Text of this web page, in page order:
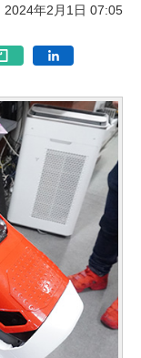
2024年2月1日 07:05